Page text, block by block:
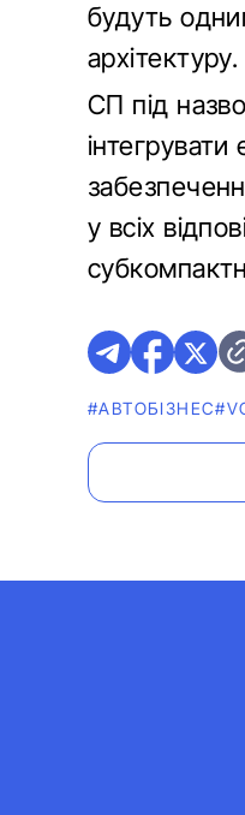
будуть
архітектуру.
СП під
у всіх
#АВТОБІЗНЕС